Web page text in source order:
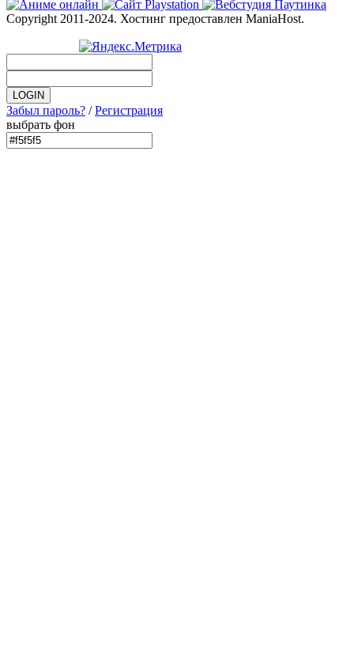
Copyright 2011-2024. Хостинг предоставлен ManiaHost.
Забыл пароль? /Регистрация
выбрать фон